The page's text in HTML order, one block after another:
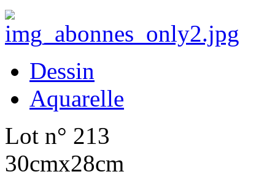
Dessin
Aquarelle
Lot n° 213
30cmx28cm